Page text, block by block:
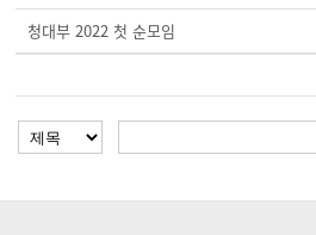
청대부 2022 첫 순모임